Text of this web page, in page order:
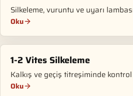
Silkeleme, vuruntu ve uyarı
Oku
1-2 Vites Silkeleme
Kalkış ve geçiş titreşiminde kontrol
Oku